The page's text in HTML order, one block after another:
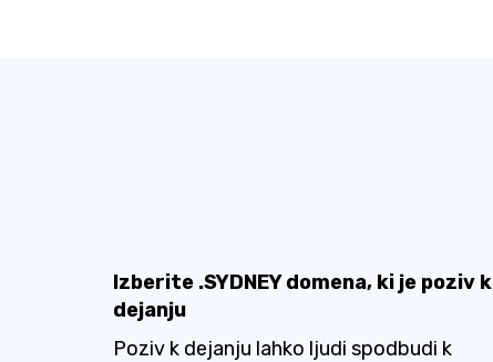
Izberite .SYDNEY domena, ki je poziv k
dejanju
Poziv k dejanju lahko ljudi spodbudi k